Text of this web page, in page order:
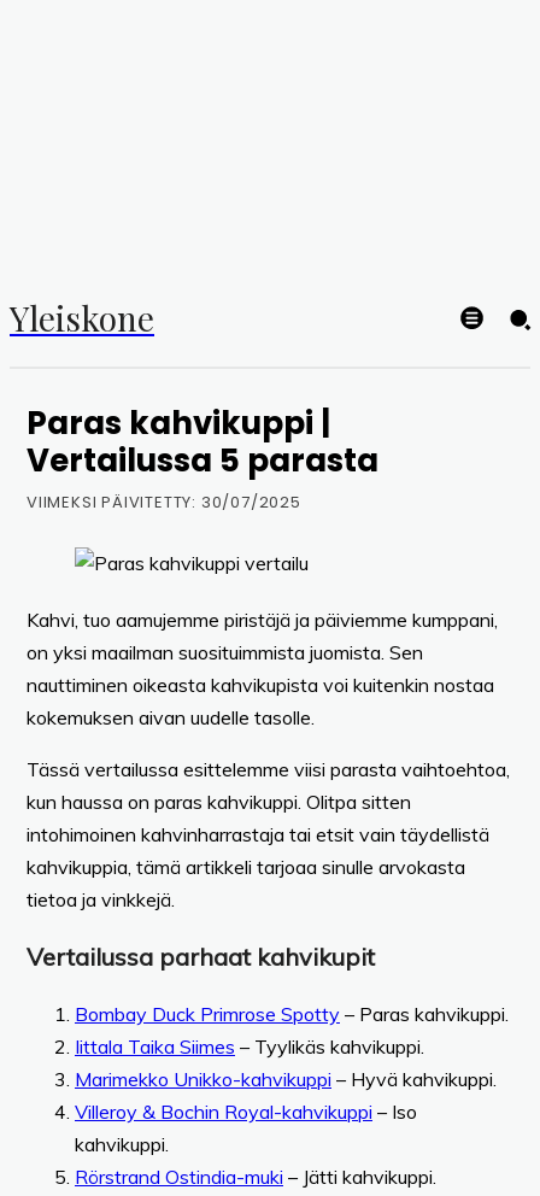
Yleiskone
Paras kahvikuppi |
Vertailussa 5 parasta
VIIMEKSI PÄIVITETTY: 30/07/2025
Kahvi, tuo aamujemme piristäjä ja päiviemme kumppani,
on yksi maailman suosituimmista juomista. Sen
nauttiminen oikeasta kahvikupista voi kuitenkin nostaa
kokemuksen aivan uudelle tasolle.
Tässä vertailussa esittelemme viisi parasta vaihtoehtoa,
kun haussa on paras kahvikuppi. Olitpa sitten
intohimoinen kahvinharrastaja tai etsit vain täydellistä
kahvikuppia, tämä artikkeli tarjoaa sinulle arvokasta
tietoa ja vinkkejä.
Vertailussa parhaat kahvikupit
Bombay Duck Primrose Spotty – Paras kahvikuppi.
Iittala Taika Siimes – Tyylikäs kahvikuppi.
Marimekko Unikko-kahvikuppi – Hyvä kahvikuppi.
Villeroy & Bochin Royal-kahvikuppi – Iso
kahvikuppi.
Rörstrand Ostindia-muki – Jätti kahvikuppi.